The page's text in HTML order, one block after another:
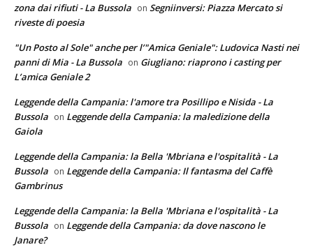
zona dai rifiuti - La Bussola on Segniinversi: Piazza Mercato si
riveste di poesia
"Un Posto al Sole" anche per l’"Amica Geniale": Ludovica Nasti nei
panni di Mia - La Bussola on Giugliano: riaprono i casting per
L’amica Geniale 2
Leggende della Campania: l'amore tra Posillipo e Nisida - La
Bussola on Leggende della Campania: la maledizione della
Gaiola
Leggende della Campania: la Bella 'Mbriana e l'ospitalità - La
Bussola on Leggende della Campania: Il fantasma del Caffè
Gambrinus
Leggende della Campania: la Bella 'Mbriana e l'ospitalità - La
Bussola on Leggende della Campania: da dove nascono le
Janare?